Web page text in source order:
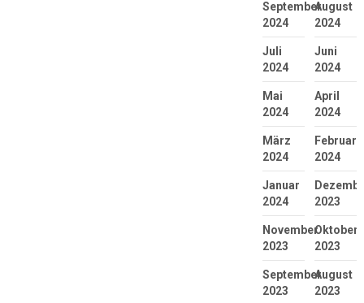
September
2024
August
2024
Juli
2024
Juni
2024
Mai
2024
April
2024
März
2024
Februar
2024
Januar
2024
2023
November
2023
Oktober
2023
September
2023
August
2023